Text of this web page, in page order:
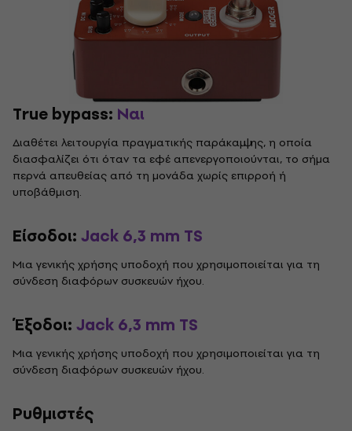
True bypass: Ναι
Διαθέτει λειτουργία πραγματικής παράκαμψης, η οποία
διασφαλίζει ότι όταν τα εφέ απενεργοποιούνται, το σήμα
περνά απευθείας από τη μονάδα χωρίς επιρροή ή
υποβάθμιση.
Είσοδοι:Jack 6,3 mm TS
Μια γενικής χρήσης υποδοχή που χρησιμοποιείται για τη
σύνδεση διαφόρων συσκευών ήχου.
Έξοδοι:Jack 6,3 mm TS
Μια γενικής χρήσης υποδοχή που χρησιμοποιείται για τη
σύνδεση διαφόρων συσκευών ήχου.
Ρυθμιστές